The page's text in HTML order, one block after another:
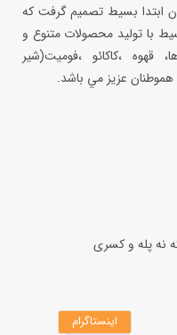
ابتدا بسيط تصميم گرفت كه
با توليد محصولات متنوع و
،كاكائو ،فوميت(شير
عزيز مي باشد.
اینستاگرام